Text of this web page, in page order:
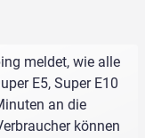
meldet, wie alle
E5, Super E10
an die
können